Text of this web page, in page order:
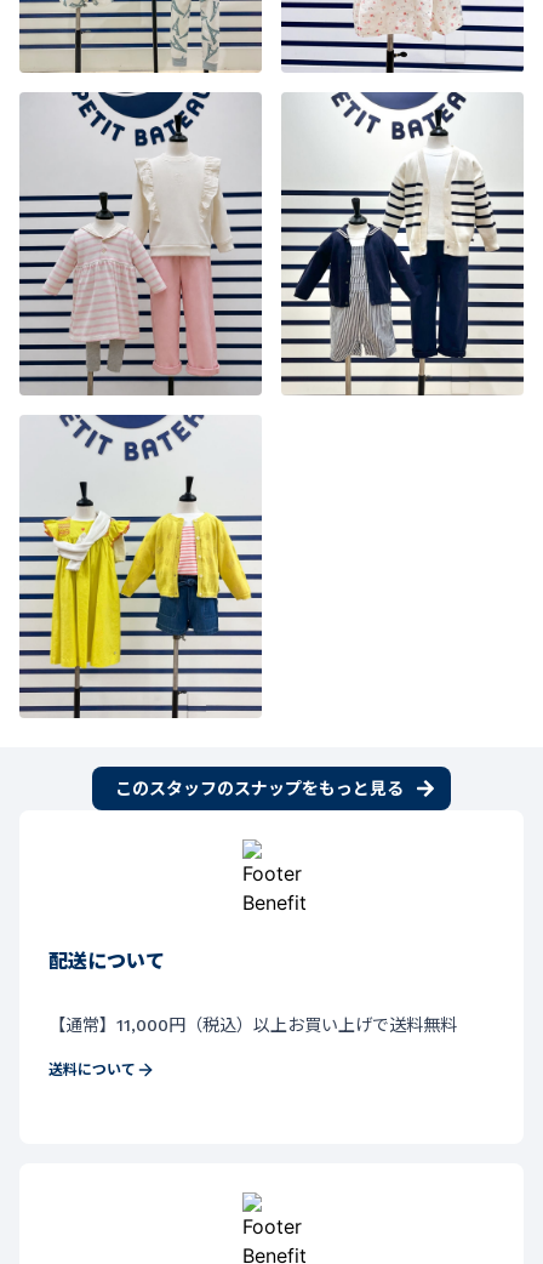
このスタッフのスナップをもっと見る
配送について
【通常】11,000円（税込）以上お買い上げで送料無料
送料について